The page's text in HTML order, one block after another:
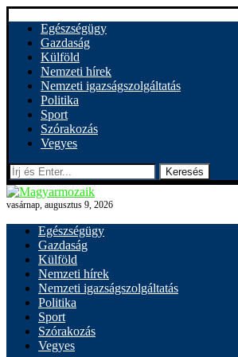
Egészségügy
Gazdaság
Külföld
Nemzeti hírek
Nemzeti igazságszolgáltatás
Politika
Sport
Szórakozás
Vegyes
Keresés
vasárnap, augusztus 9, 2026
Egészségügy
Gazdaság
Külföld
Nemzeti hírek
Nemzeti igazságszolgáltatás
Politika
Sport
Szórakozás
Vegyes